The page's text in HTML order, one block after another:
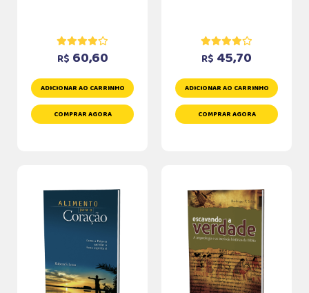
R$ 60,60
ADICIONAR AO CARRINHO
COMPRAR AGORA
R$ 45,70
ADICIONAR AO CARRINHO
COMPRAR AGORA